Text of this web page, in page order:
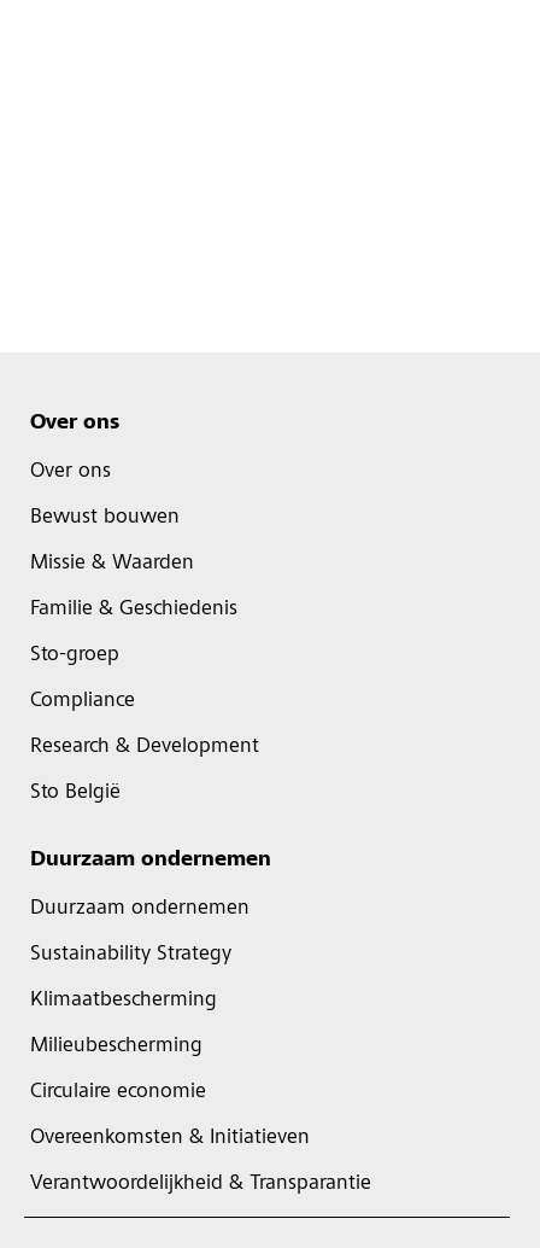
Over ons
Over ons
Bewust bouwen
Missie & Waarden
Familie & Geschiedenis
Sto-groep
Compliance
Research & Development
Sto België
Duurzaam ondernemen
Duurzaam ondernemen
Sustainability Strategy
Klimaatbescherming
Milieubescherming
Circulaire economie
Overeenkomsten & Initiatieven
Verantwoordelijkheid & Transparantie